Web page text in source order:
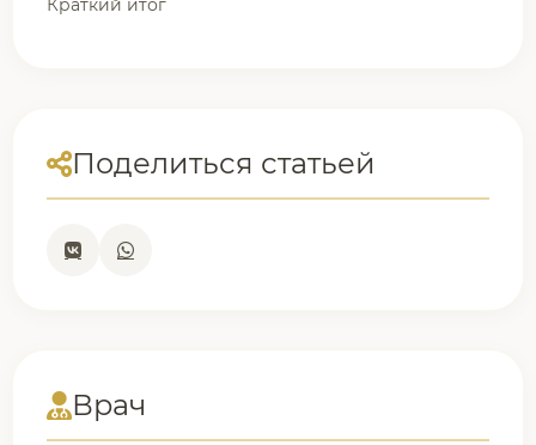
Краткий итог
Поделиться статьей
Врач